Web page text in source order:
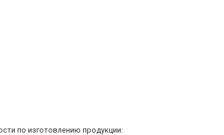
по изготовлению продукции: